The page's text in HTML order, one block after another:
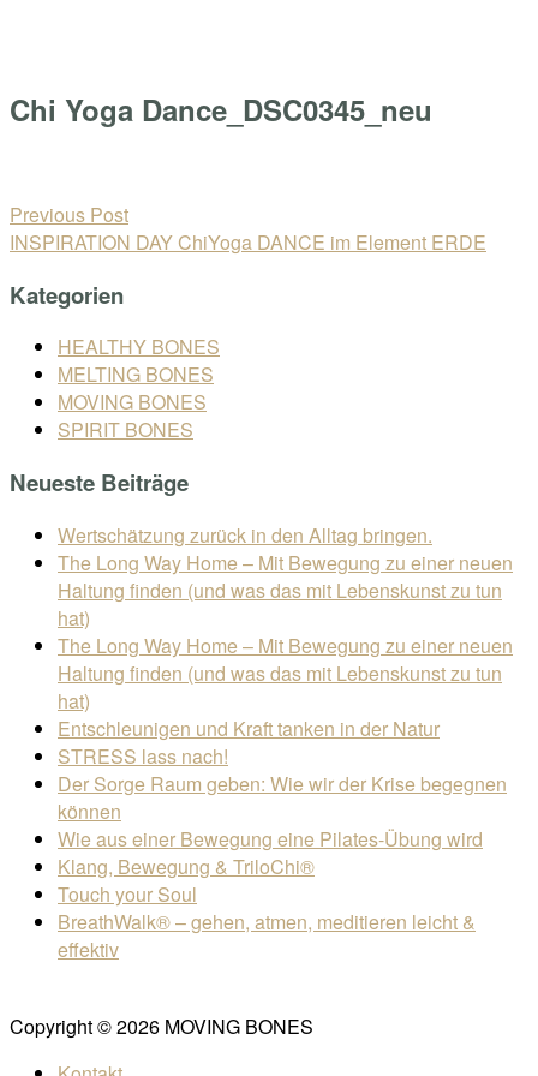
Chi Yoga Dance_DSC0345_neu
Beitragsnavigation
Previous Post
INSPIRATION DAY ChiYoga DANCE im Element ERDE
Kategorien
HEALTHY BONES
MELTING BONES
MOVING BONES
SPIRIT BONES
Neueste Beiträge
Wertschätzung zurück in den Alltag bringen.
The Long Way Home – Mit Bewegung zu einer neuen
Haltung finden (und was das mit Lebenskunst zu tun
hat)
The Long Way Home – Mit Bewegung zu einer neuen
Haltung finden (und was das mit Lebenskunst zu tun
hat)
Entschleunigen und Kraft tanken in der Natur
STRESS lass nach!
Der Sorge Raum geben: Wie wir der Krise begegnen
können
Wie aus einer Bewegung eine Pilates-Übung wird
Klang, Bewegung & TriloChi®
Touch your Soul
BreathWalk® – gehen, atmen, meditieren leicht &
effektiv
Copyright © 2026 MOVING BONES